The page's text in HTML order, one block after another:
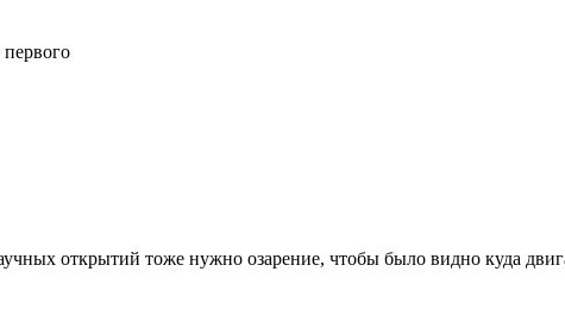
открытий тоже нужно озарение, чтобы было видно куда